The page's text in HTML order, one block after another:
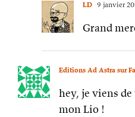
LD 9 janvier
Grand
Editions Ad Astra sur
hey, je viens
mon Lio !